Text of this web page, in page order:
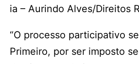
ia – Aurindo Alves/Direitos
“O processo participativo
Primeiro, por ser imposto